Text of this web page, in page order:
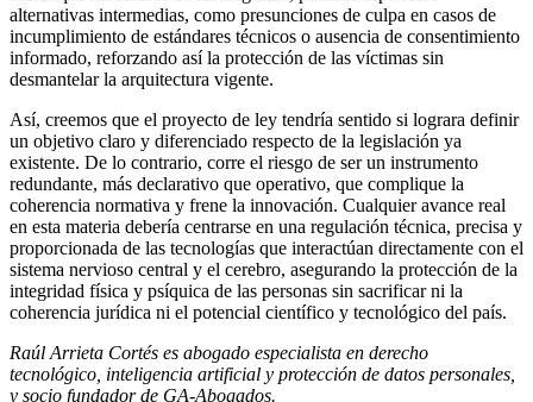
alternativas intermedias, como presunciones de culpa en casos de
incumplimiento de estándares técnicos o ausencia de consentimiento
informado, reforzando así la protección de las víctimas sin
desmantelar la arquitectura vigente.
Así, creemos que el proyecto de ley tendría sentido si lograra definir
un objetivo claro y diferenciado respecto de la legislación ya
existente. De lo contrario, corre el riesgo de ser un instrumento
redundante, más declarativo que operativo, que complique la
coherencia normativa y frene la innovación. Cualquier avance real
en esta materia debería centrarse en una regulación técnica, precisa y
proporcionada de las tecnologías que interactúan directamente con el
sistema nervioso central y el cerebro, asegurando la protección de la
integridad física y psíquica de las personas sin sacrificar ni la
coherencia jurídica ni el potencial científico y tecnológico del país.
Raúl Arrieta Cortés es abogado especialista en derecho
tecnológico, inteligencia artificial y protección de datos personales,
y socio fundador de GA-Abogados.